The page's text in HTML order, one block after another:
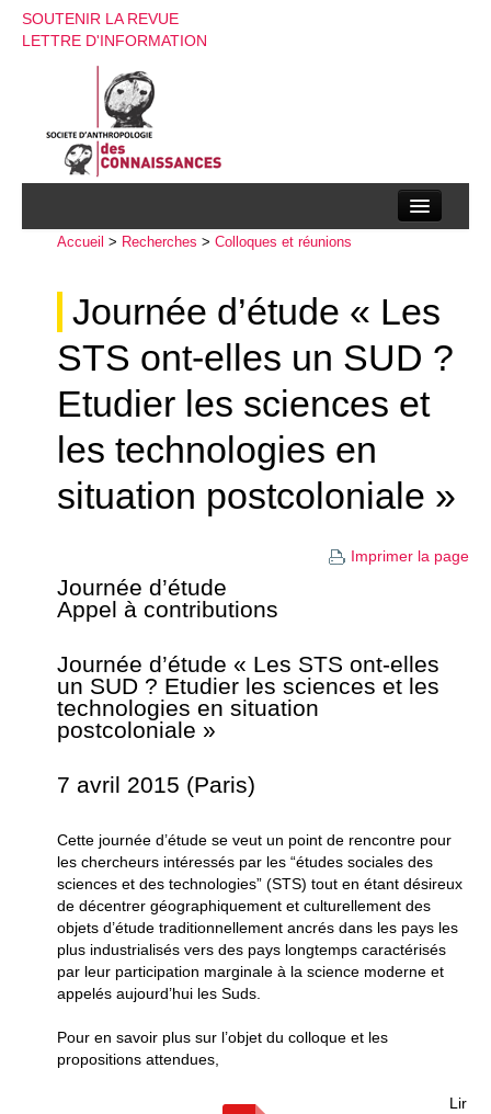
SOUTENIR LA REVUE
LETTRE D'INFORMATION
La société d’anthropologie des connaissances
Recherches
Appels à contributions
Instructions aux auteurs
Evenements
Accueil > Recherches > Colloques et réunions
Journée d’étude « Les
STS ont-elles un SUD ?
Etudier les sciences et
les technologies en
situation postcoloniale »
Imprimer la page
Journée d’étude
Appel à contributions
Journée d’étude « Les STS ont-elles
un SUD ? Etudier les sciences et les
technologies en situation
postcoloniale »
7 avril 2015 (Paris)
Cette journée d’étude se veut un point de rencontre pour
les chercheurs intéressés par les “études sociales des
sciences et des technologies” (STS) tout en étant désireux
de décentrer géographiquement et culturellement des
objets d’étude traditionnellement ancrés dans les pays les
plus industrialisés vers des pays longtemps caractérisés
par leur participation marginale à la science moderne et
appelés aujourd’hui les Suds.
Pour en savoir plus sur l’objet du colloque et les
propositions attendues,
Lir